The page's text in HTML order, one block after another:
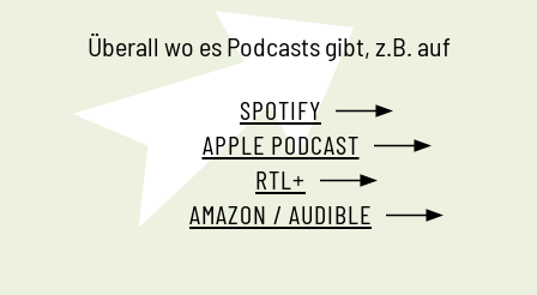
Überall wo es Podcasts gibt, z.B. auf
SPOTIFY
APPLE PODCAST
RTL+
AMAZON / AUDIBLE